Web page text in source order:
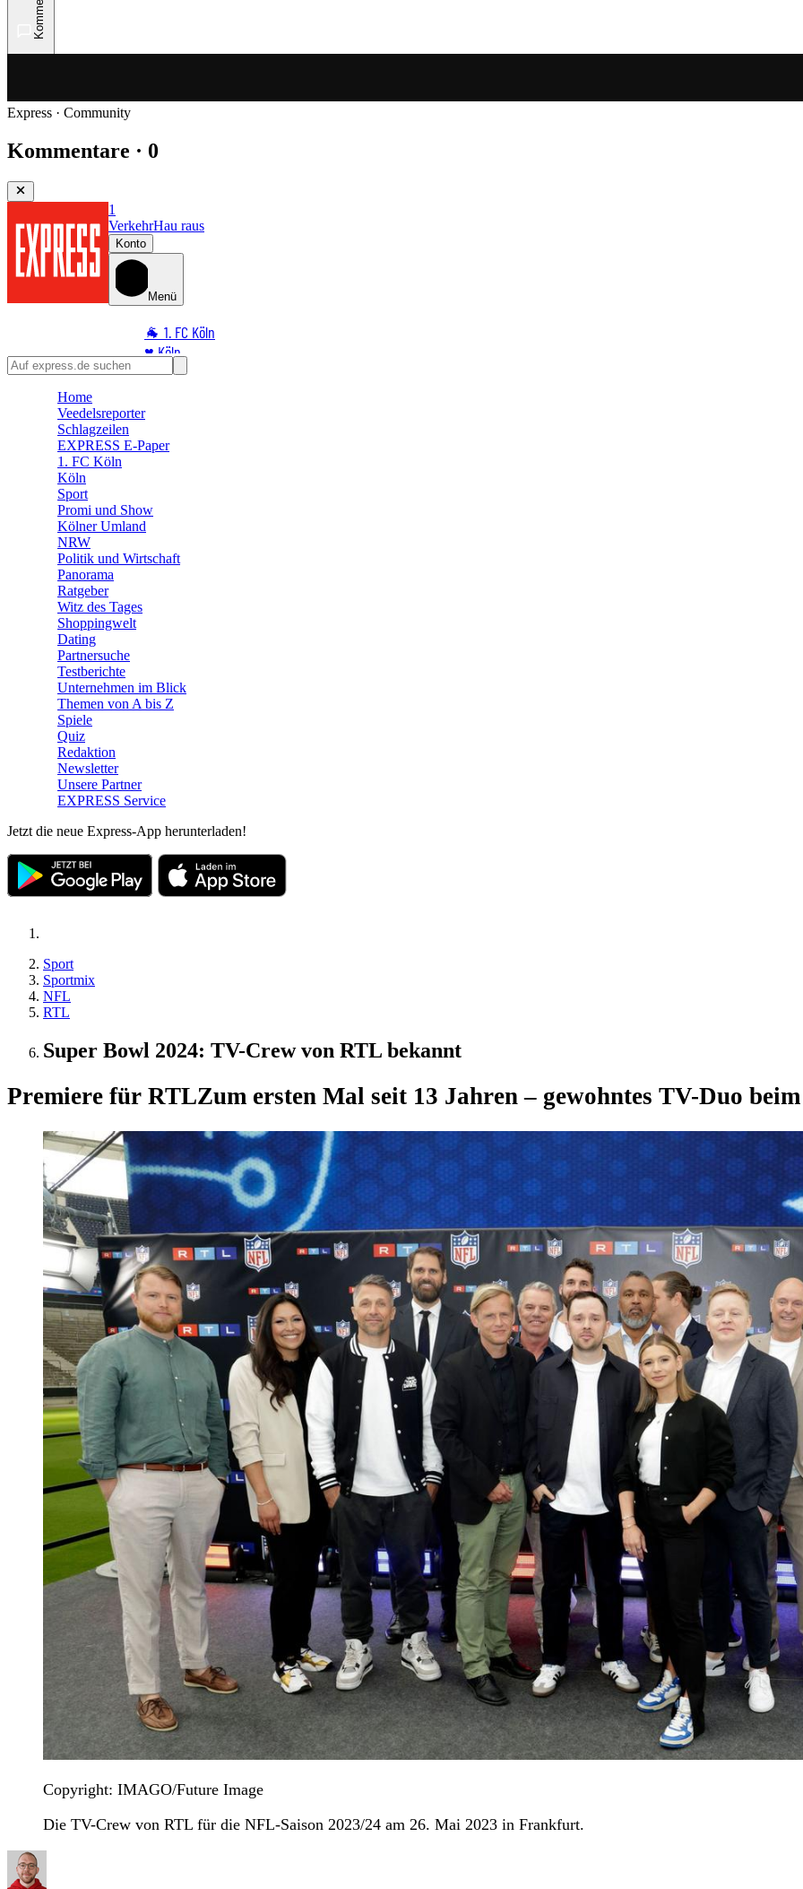
Express · Community
Kommentare · 0
1
VerkehrHau raus
Konto
Menü
🐐 1. FC Köln
♥️ Köln
⭐ Promi
🛒 Shoppingwelt
🧩 Spiele
Home
Veedelsreporter
Schlagzeilen
EXPRESS E-Paper
1. FC Köln
Köln
Sport
Promi und Show
Kölner Umland
NRW
Politik und Wirtschaft
Panorama
Ratgeber
Witz des Tages
Shoppingwelt
Dating
Partnersuche
Testberichte
Unternehmen im Blick
Themen von A bis Z
Spiele
Quiz
Redaktion
Newsletter
Unsere Partner
EXPRESS Service
Jetzt die neue Express-App herunterladen!
Sport
Sportmix
NFL
RTL
Super Bowl 2024: TV-Crew von RTL bekannt
Premiere für RTLZum ersten Mal seit 13 Jahren – gewohntes TV-Duo
Copyright: IMAGO/Future Image
Die TV-Crew von RTL für die NFL-Saison 2023/24 am 26. Mai 2023 in Frankfurt.